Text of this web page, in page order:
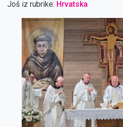
Još iz rubrike: Hrvatska